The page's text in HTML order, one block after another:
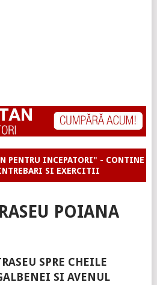
PENTRU INCEPATORI" - CONTINE
SI EXERCITII
POIANA
SPRE CHEILE
SI AVENUL